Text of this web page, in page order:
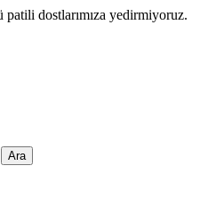
dostlarımıza yedirmiyoruz.
Ara